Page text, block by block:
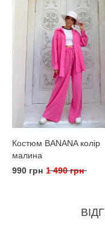
Костюм BANANA колір
малина
990 грн 1 490 грн